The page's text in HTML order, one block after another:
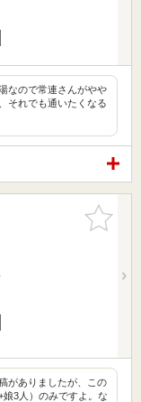
なので常連さんがやや
それでも通いたくなる
お気に入
りに追加
がありましたが、この
3人）のみですよ。な